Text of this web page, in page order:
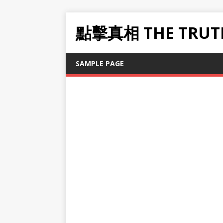
點擊真相 THE
SAMPLE PAGE